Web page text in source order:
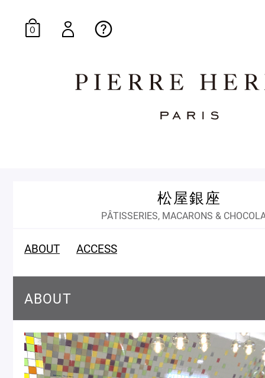
E-Gourmandise
マカロンギフト
Macarons
アニバーサリー
ケーキ
Gâteaux
d'Anniversaire
チ
0
松屋銀座
PÂTISSERIES, MACARONS &
ABOUT ACCESS
ABOUT